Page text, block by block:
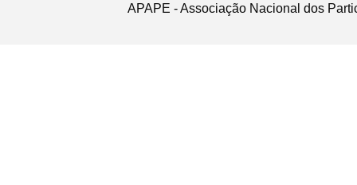
APAPE - Associação Nacional dos